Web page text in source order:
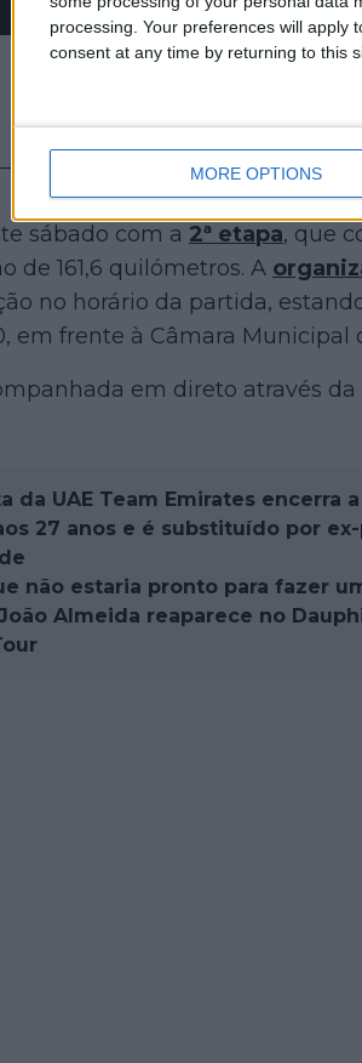
processing. Your preferences will apply
consent at any time by returning to this
MORE OPTIONS
sábado com a 2ª etapa, que
de 161,6 quilómetros. A
no horário da partida,
em frente à Câmara Municipal
em direto através da
da UAE Team Emirates encerra
27 anos e é substituído por
não estaria pronto para fazer
João Almeida reaparece no